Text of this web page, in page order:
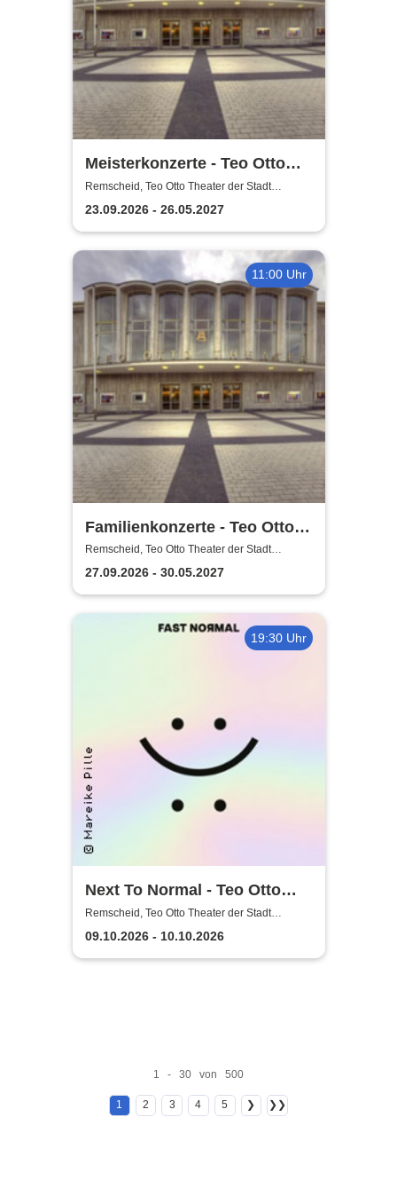
Meisterkonzerte - Teo Otto
Theater der Stadt Remscheid
Remscheid, Teo Otto Theater der Stadt
Remscheid
23.09.2026 - 26.05.2027
11:00 Uhr
Familienkonzerte - Teo Otto
Theater der Stadt Remscheid
Remscheid, Teo Otto Theater der Stadt
Remscheid
27.09.2026 - 30.05.2027
19:30 Uhr
Next To Normal - Teo Otto
Theater der Stadt Remscheid
Remscheid, Teo Otto Theater der Stadt
Remscheid
09.10.2026 - 10.10.2026
1 - 30 von 500
1 2 3 4 5 ❯ ❯❯